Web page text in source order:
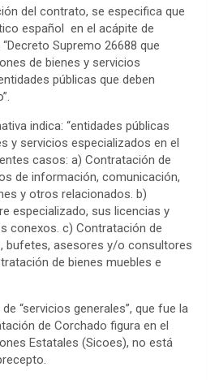
del contrato, se especifica que
español en el acápite de
Supremo 26688 que
de bienes y servicios
públicas que deben
indica: “entidades públicas
y servicios especializados en el
casos: a) Contratación de
de información, comunicación,
y otros relacionados. b)
especializado, sus licencias y
conexos. c) Contratación de
bufetes, asesores y/o consultores
de bienes muebles e
“servicios generales”, que fue la
de Corchado figura en el
Estatales (Sicoes), no está